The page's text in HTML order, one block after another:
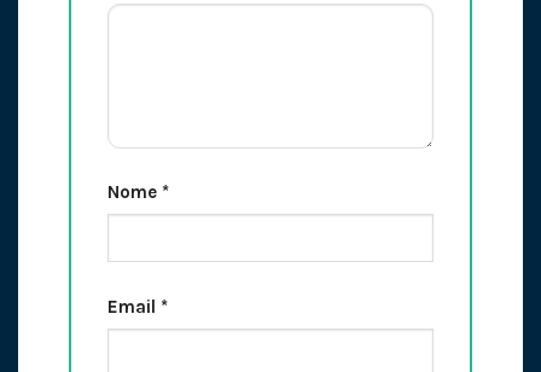
Nome *
Email *